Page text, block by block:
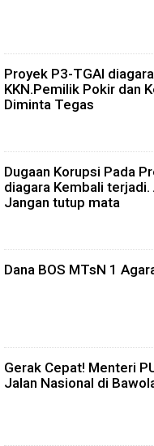
Proyek P3-TGAI
KKN.Pemilik Pokir dan
Diminta Tegas
Dugaan Korupsi Pada
diagara Kembali terjadi.
Jangan tutup mata
Dana BOS MTsN 1
Gerak Cepat! Menteri
Jalan Nasional di